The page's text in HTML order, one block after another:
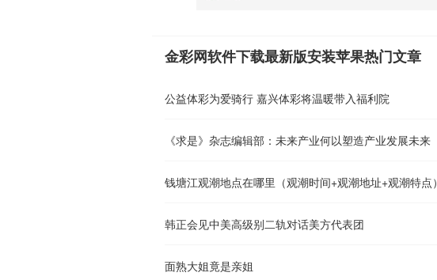
金彩网软件下载最新版安装苹果热门文章
公益体彩为爱骑行 嘉兴体彩将温暖带入福利院
《求是》杂志编辑部：未来产业何以塑造产业发展未来
钱塘江观潮地点在哪里（观潮时间+观潮地址+观潮特点）
韩正会见中美高级别二轨对话美方代表团
面熟大姐竟是亲姐